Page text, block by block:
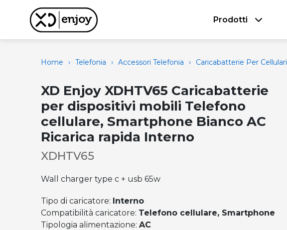
Prodotti
Home › Telefonia › Accessori Telefonia › Caricabatterie Per Cellulari
XD Enjoy XDHTV65 Caricabatterie
per dispositivi mobili Telefono
cellulare, Smartphone Bianco AC
Ricarica rapida Interno
XDHTV65
Wall charger type c + usb 65w
Tipo di caricatore: Interno
Compatibilità caricatore: Telefono cellulare, Smartphone
Tipologia alimentazione:AC